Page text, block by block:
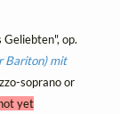
op.
Bariton) mit
soprano or
yet